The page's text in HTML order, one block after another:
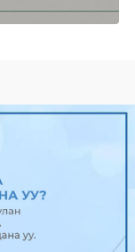
485
512
494